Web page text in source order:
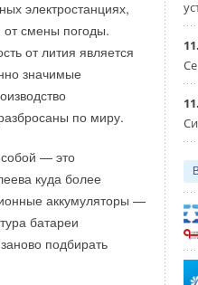
электростанциях,
от смены погоды.
от лития является
значимые
по миру.
— это
куда более
аккумуляторы —
батареи
подбирать
солнечными
листов,
крыша каскадом
множество
по
ALL про